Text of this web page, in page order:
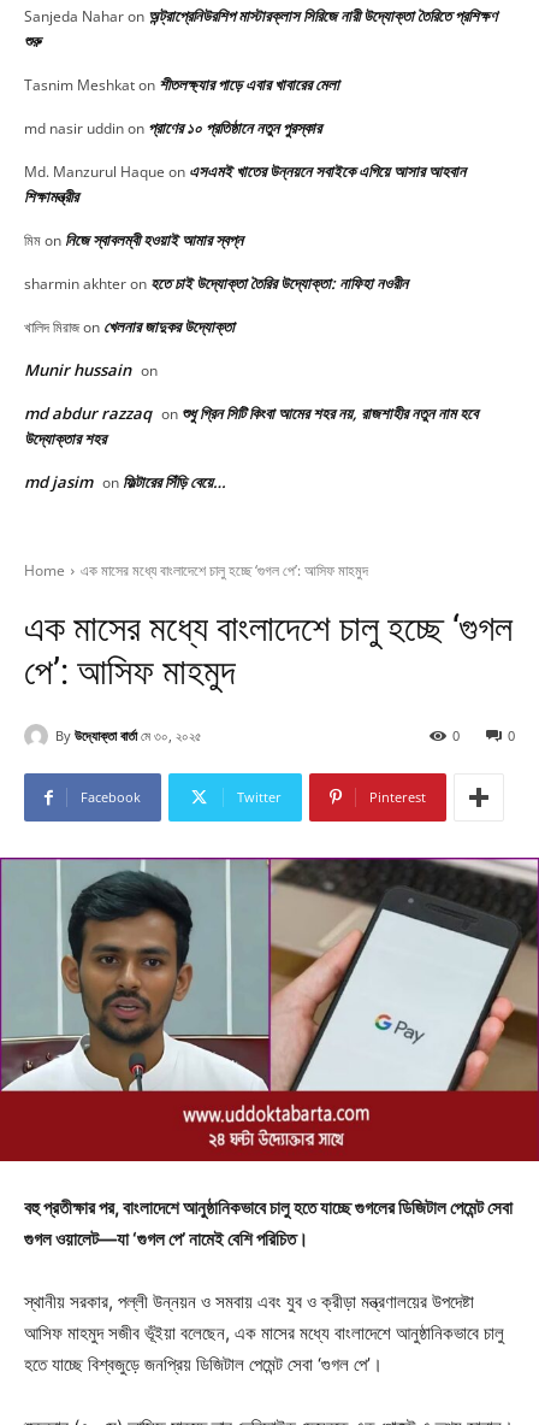
Sanjeda Naharon অন্ট্রাপ্রেনিউরশিপ মাস্টারক্লাস সিরিজে নারী উদ্যোক্তা তৈরিতে প্রশিক্ষণ
শুরু
Tasnim Meshkaton শীতলক্ষ্যার পাড়ে এবার খাবারের মেলা
md nasir uddinon প্রাণের ১০ প্রতিষ্ঠানে নতুন পুরস্কার
Md. Manzurul Haque on এসএমই খাতের উন্নয়নে সবাইকে এগিয়ে আসার আহবান
শিক্ষামন্ত্রীর
মিমon নিজে স্বাবলম্বী হওয়াই আমার স্বপ্ন
sharmin akhteron হতে চাই উদ্যোক্তা তৈরির উদ্যোক্তা: নাফিহা নওরীন
খালিদ মিরাজon খেলনার জাদুকর উদ্যোক্তা
Munir hussain on
md abdur razzaq on শুধু গ্রিন সিটি কিংবা আমের শহর নয়, রাজশাহীর নতুন নাম হবে
উদ্যোক্তার শহর
md jasim on ফিল্টারের সিঁড়ি বেয়ে…